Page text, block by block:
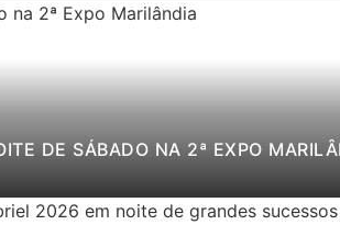
DE SÁBADO NA 2ª EXPO